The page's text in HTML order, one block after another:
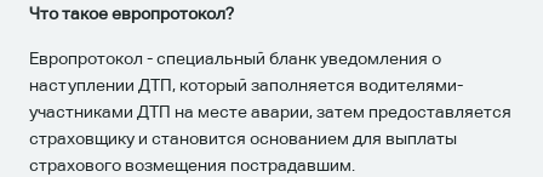
Что такое европротокол?
Европротокол - специальный бланк уведомления о
наступлении ДТП, который заполняется водителями-
участниками ДТП на месте аварии, затем предоставляется
страховщику и становится основанием для выплаты
страхового возмещения пострадавшим.